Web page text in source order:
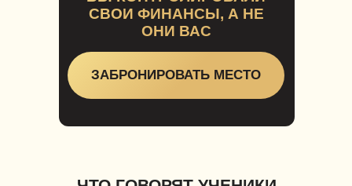
ЗАБРОНИРОВАТЬ МЕСТО
СВОИ ФИНАНСЫ, А НЕ
ОНИ ВАС